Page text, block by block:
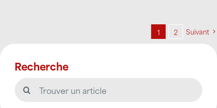
1 2 Suivant
Recherche
Rechercher: